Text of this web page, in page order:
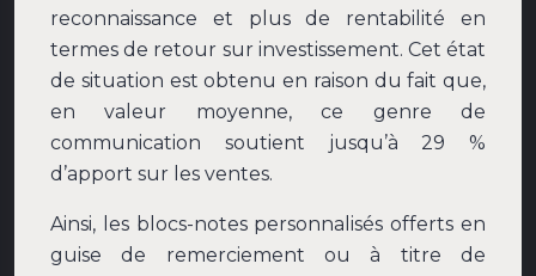
reconnaissance et plus de rentabilité en
termes de retour sur investissement. Cet état
de situation est obtenu en raison du fait que,
en valeur moyenne, ce genre de
communication soutient jusqu’à 29 %
d’apport sur les ventes.
Ainsi, les blocs-notes personnalisés offerts en
guise de remerciement ou à titre de